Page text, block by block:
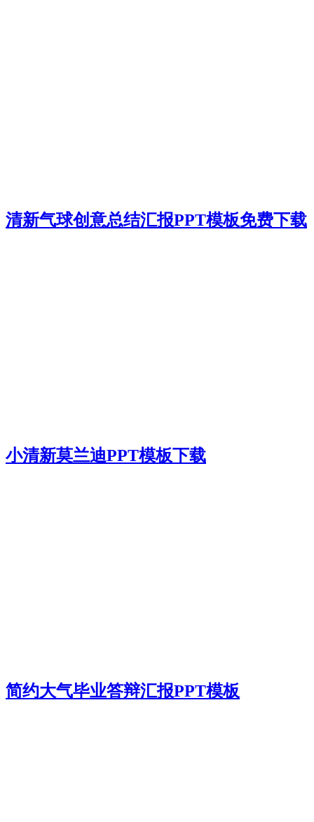
清新气球创意总结汇报PPT模板免费下载
小清新莫兰迪PPT模板下载
简约大气毕业答辩汇报PPT模板